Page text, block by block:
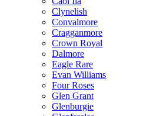
Clynelish
Convalmore
Cragganmore
Crown Royal
Dalmore
Eagle Rare
Evan Williams
Four Roses
Glen Grant
Glenburgie